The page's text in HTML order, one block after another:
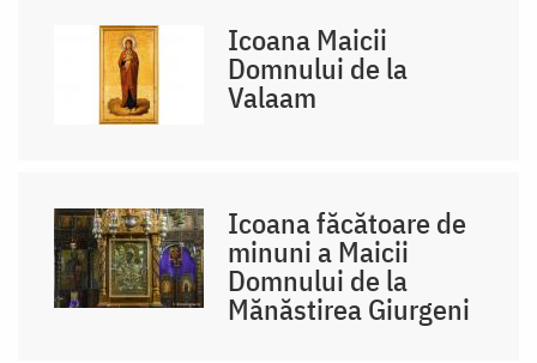
Icoana Maicii
Domnului de la
Valaam
Icoana făcătoare de
minuni a Maicii
Domnului de la
Mănăstirea Giurgeni